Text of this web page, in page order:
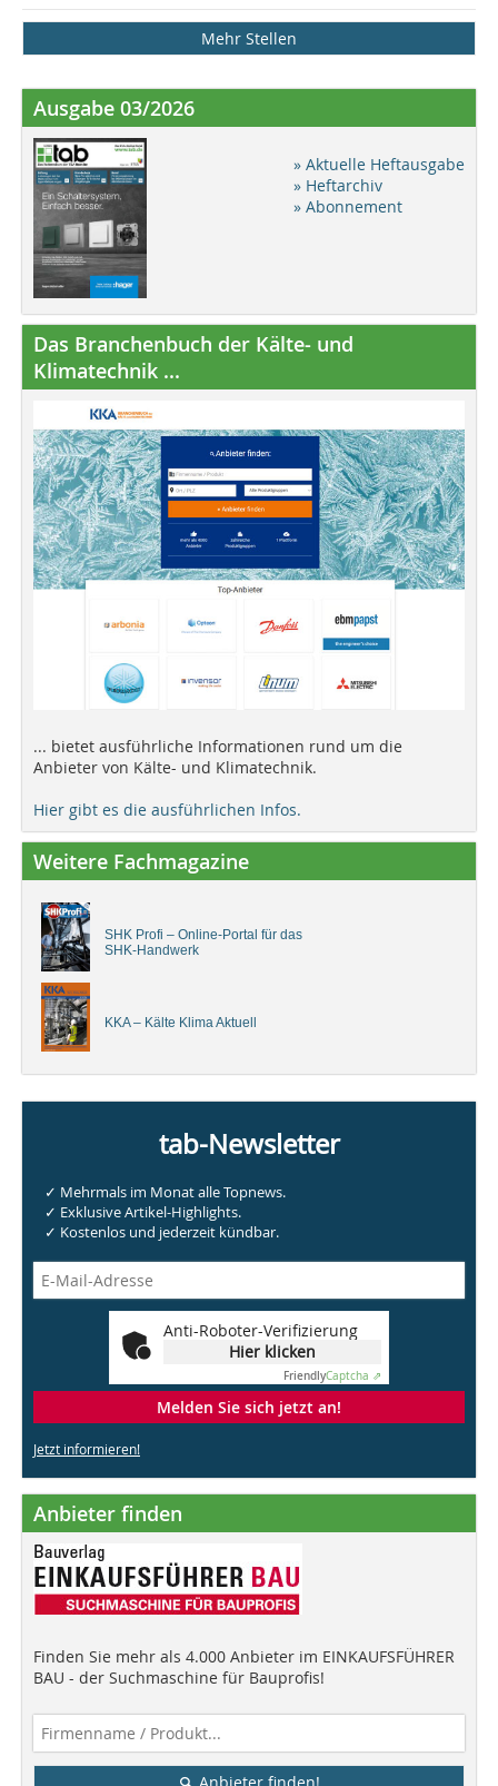
Mehr Stellen
Ausgabe 03/2026
» Aktuelle Heftausgabe
» Heftarchiv
» Abonnement
Das Branchenbuch der Kälte- und
Klimatechnik ...
... bietet ausführliche Informationen rund um die
Anbieter von Kälte- und Klimatechnik.
Hier gibt es die ausführlichen Infos.
Weitere Fachmagazine
SHK Profi – Online-Portal für das
SHK-Handwerk
KKA – Kälte Klima Aktuell
tab-Newsletter
✓ Mehrmals im Monat alle Topnews.
✓ Exklusive Artikel-Highlights.
✓ Kostenlos und jederzeit kündbar.
Anti-Roboter-Verifizierung
Hier klicken
FriendlyCaptcha ⇗
Melden Sie sich jetzt an!
Jetzt informieren!
Anbieter finden
Finden Sie mehr als 4.000 Anbieter im EINKAUFSFÜHRER
BAU - der Suchmaschine für Bauprofis!